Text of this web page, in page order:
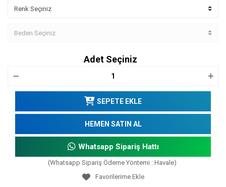
Adet Seçiniz
SEPETE EKLE
HEMEN SATIN AL
Whatsapp Sipariş Hattı
(Whatsapp Sipariş Ödeme Yöntemi : Havale)